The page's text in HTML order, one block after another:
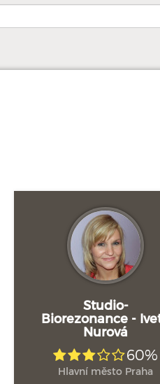
Studio-
Biorezonance -
Nurová
60%
Hlavní město Praha